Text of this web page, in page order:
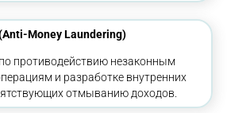
Money Laundering)
противодействию незаконным
и разработке внутренних
отмыванию доходов.